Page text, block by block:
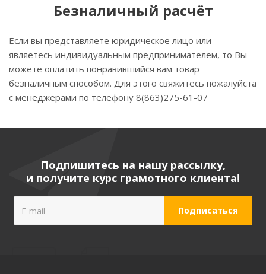
Безналичный расчёт
Если вы представляете юридическое лицо или
являетесь индивидуальным предпринимателем, то Вы
можете оплатить понравившийся вам товар
безналичным способом. Для этого свяжитесь пожалуйста
с менеджерами по телефону 8(863)275-61-07
Подпишитесь на нашу рассылку,
и получите курс грамотного клиента!